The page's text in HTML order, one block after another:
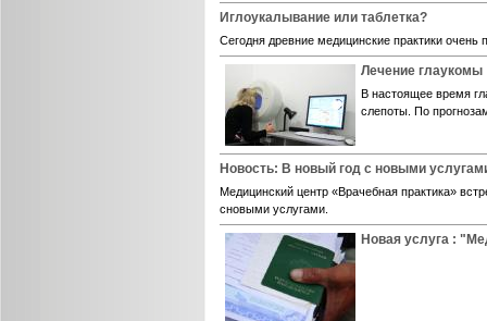
Иглоукалывание или таблетка?
Сегодня древние медицинские практики
Лечение глаукомы
В настоящее время
слепоты. По
Новость: В новый год с новыми
Медицинский центр «Врачебная практика»
сновыми услугами.
Новая услуга :